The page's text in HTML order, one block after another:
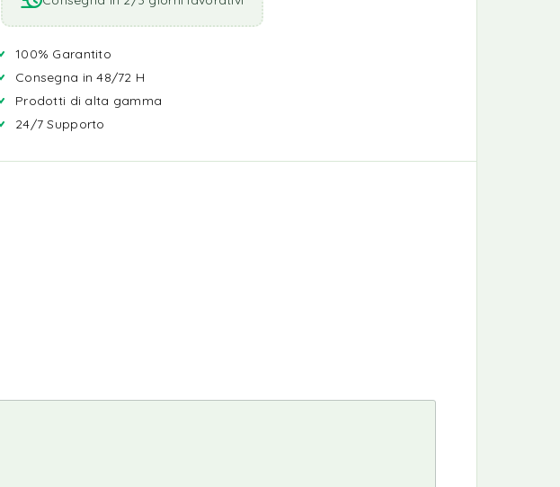
100% Garantito
Consegna in 48/72 H
Prodotti di alta gamma
24/7 Supporto